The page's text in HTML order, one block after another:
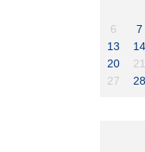
6
7
13
14
20
21
27
28